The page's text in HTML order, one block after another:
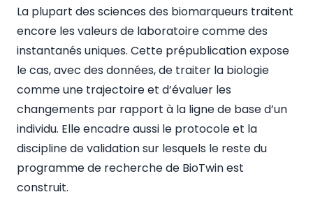
La plupart des sciences des biomarqueurs traitent
encore les valeurs de laboratoire comme des
instantanés uniques. Cette prépublication expose
le cas, avec des données, de traiter la biologie
comme une trajectoire et d’évaluer les
changements par rapport à la ligne de base d’un
individu. Elle encadre aussi le protocole et la
discipline de validation sur lesquels le reste du
programme de recherche de BioTwin est
construit.